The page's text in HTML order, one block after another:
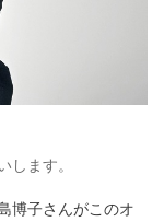
ます。
博子さんがこのオ